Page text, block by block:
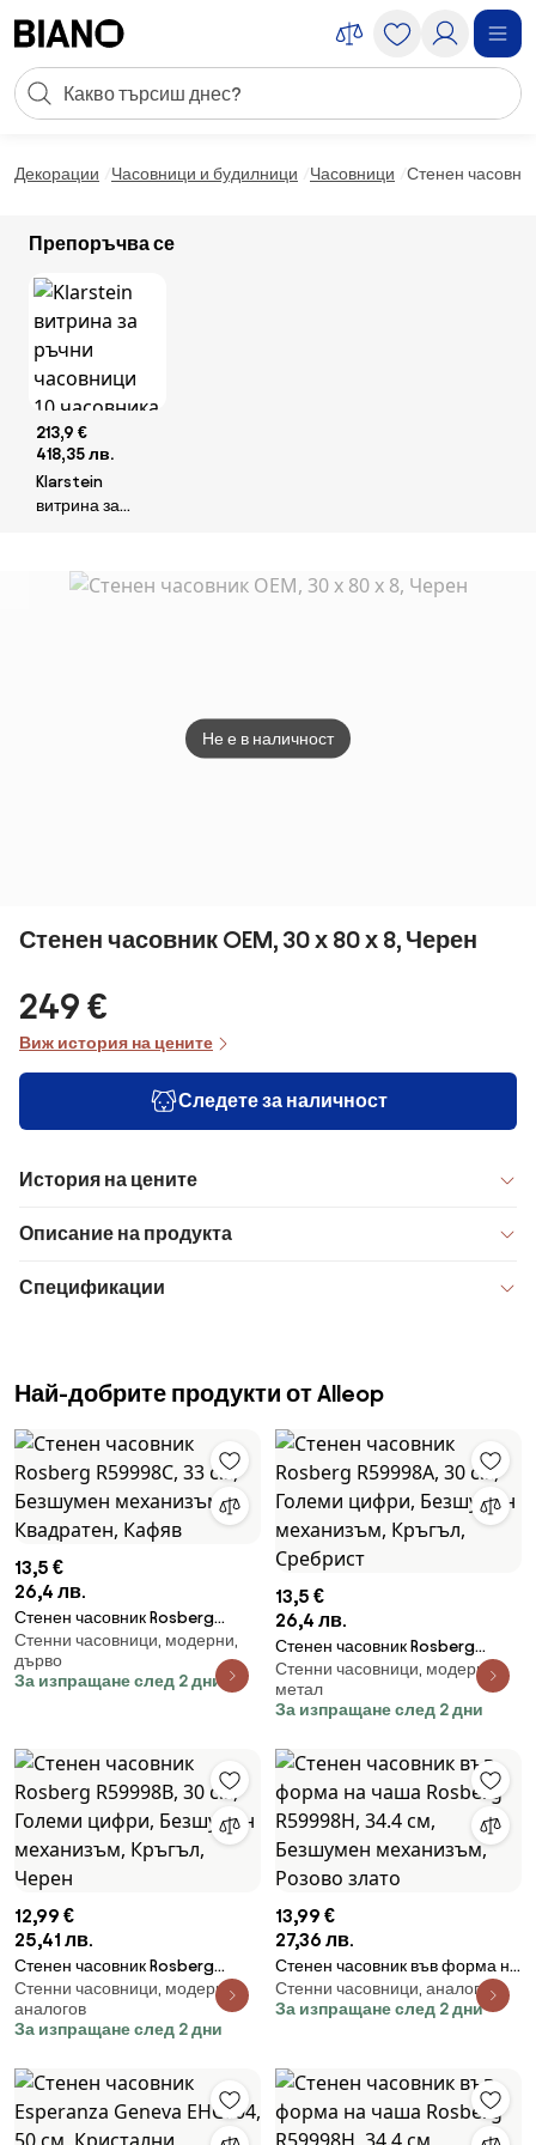
Търсене
Декорации Часовници и будилници Часовници Стенен
Препоръчва се
213,9 €
418,35 лв.
Klarstein
витрина за
часовника
Не е в наличност
Стенен часовник OEM, 30 х 80 х 8, Черен
249 €
Виж история на цените
Следете за наличност
История на цените
Описание на продукта
Спецификации
Най-добрите продукти от Alleop
13,5 €
26,4 лв.
Стенен часовник Rosberg
R59998C, 33 см, Безшумен
механизъм, Квадратен, Кафяв
Стенни часовници, модерни,
дърво
За изпращане след 2 дни
13,5 €
26,4 лв.
Стенен часовник Rosberg
R59998A, 30 см, Големи цифри,
Безшумен механизъм, Кръгъл,
Сребрист
Стенни часовници, модерни,
метал
За изпращане след 2 дни
12,99 €
25,41 лв.
Стенен часовник Rosberg
R59998B, 30 см, Големи цифри,
Безшумен механизъм, Кръгъл,
Черен
Стенни часовници, модерни,
аналогов
За изпращане след 2 дни
13,99 €
27,36 лв.
Стенен часовник във форма на
чаша Rosberg R59998H, 34.4
см, Безшумен механизъм,
Стенни часовници, аналогов
За изпращане след 2 дни